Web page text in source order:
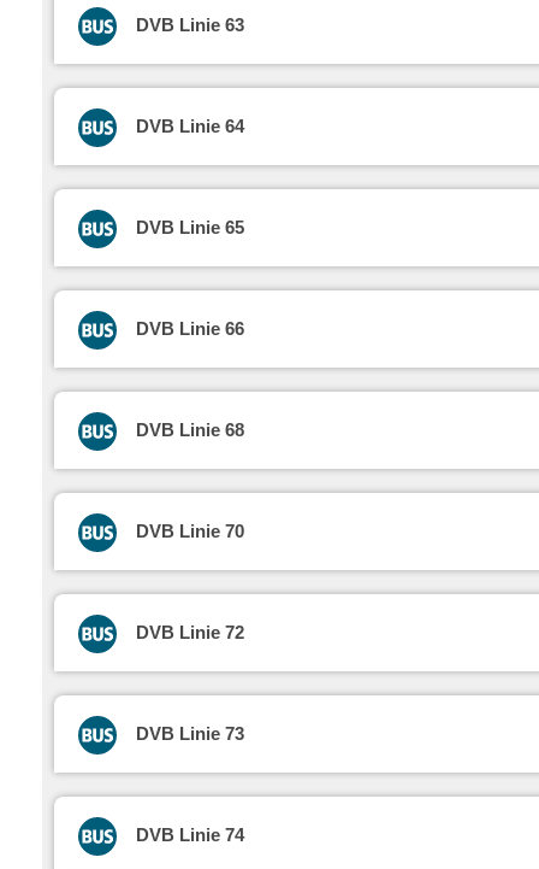
DVB Linie 63
DVB Linie 64
DVB Linie 65
DVB Linie 66
DVB Linie 68
DVB Linie 70
DVB Linie 72
DVB Linie 73
DVB Linie 74